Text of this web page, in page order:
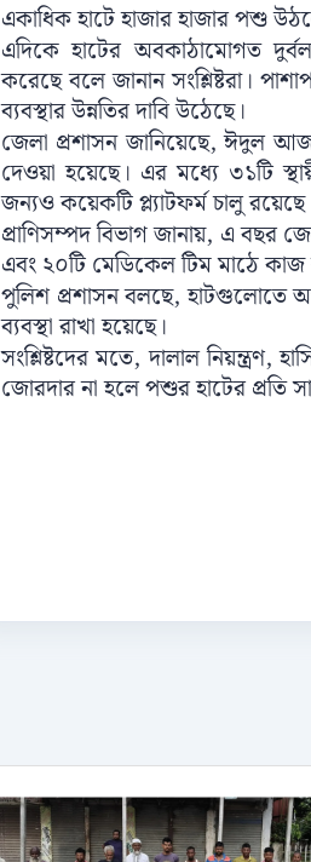
একাধিক হাটে হাজার হাজার পশু
এদিকে হাটের অবকাঠামোগত
করেছে বলে জানান সংশ্লিষ্টরা।
ব্যবস্থার উন্নতির দাবি উঠেছে।
জেলা প্রশাসন জানিয়েছে, ঈদুল
দেওয়া হয়েছে। এর মধ্যে ৩১টি
জন্যও কয়েকটি প্ল্যাটফর্ম চালু
প্রাণিসম্পদ বিভাগ জানায়, এ বছর
এবং ২০টি মেডিকেল টিম মাঠে
পুলিশ প্রশাসন বলছে, হাটগুলোতে
ব্যবস্থা রাখা হয়েছে।
সংশ্লিষ্টদের মতে, দালাল নিয়ন্ত্রণ,
জোরদার না হলে পশুর হাটের প্রতি